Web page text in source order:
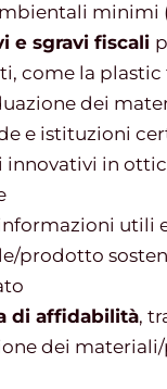
minimi
e sgravi fiscali
come la plastic
dei
e istituzioni
in
utili
prodotto
di affidabilità,
dei